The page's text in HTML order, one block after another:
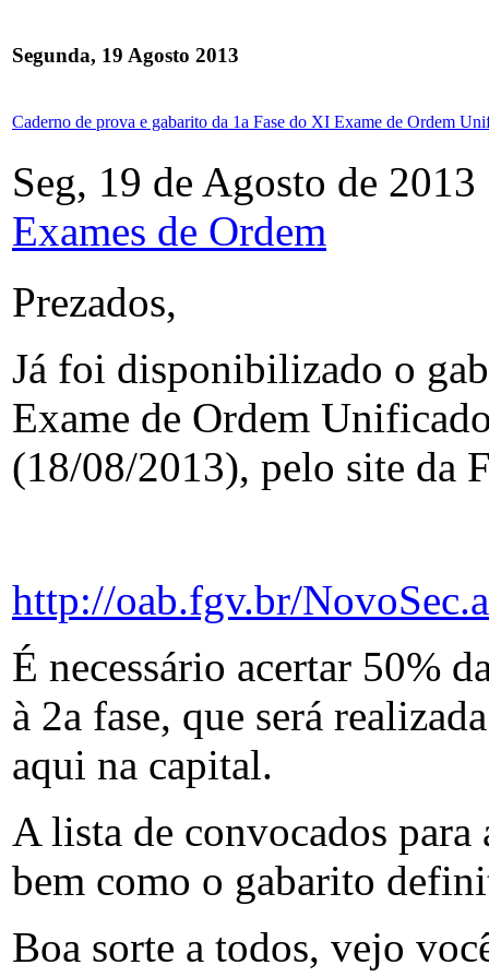
Segunda, 19 Agosto 2013
Caderno de prova e gabarito da 1a Fase do XI Exame de Ordem
Seg, 19 de Agosto de
Exames de Ordem
Prezados,
Já foi disponibilizado o
Exame de Ordem
(18/08/2013), pelo site da
http://oab.fgv.br/
É necessário acertar 50%
à 2a fase, que será
aqui na capital.
A lista de convocados
bem como o gabarito
Boa sorte a todos, vejo